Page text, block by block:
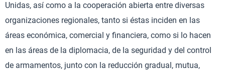
Unidas, así como a la cooperación abierta entre diversas
organizaciones regionales, tanto si éstas inciden en las
áreas económica, comercial y financiera, como si lo hacen
en las áreas de la diplomacia, de la seguridad y del control
de armamentos, junto con la reducción gradual, mutua,